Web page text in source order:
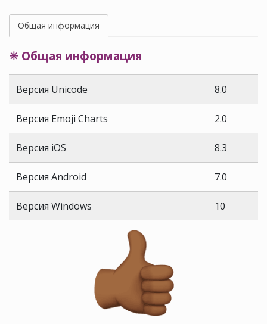
Общая информация
✳ Общая информация
Версия Unicode 8.0
Версия Emoji Charts 2.0
Версия iOS 8.3
Версия Android 7.0
Версия Windows 10